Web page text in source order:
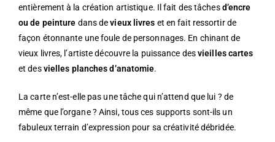
entièrement à la création artistique. Il fait des tâchesd’encre
ou de peinture dans devieux livres et en fait ressortir de
façon étonnante une foule de personnages. En chinant de
vieux livres, l’artiste découvre la puissance desvieilles cartes
et desvielles planches d’anatomie.
La carte n’est-elle pas une tâche qui n’attend que lui ? de
même que l’organe ? Ainsi, tous ces supports sont-ils un
fabuleux terrain d’expression pour sa créativité débridée.